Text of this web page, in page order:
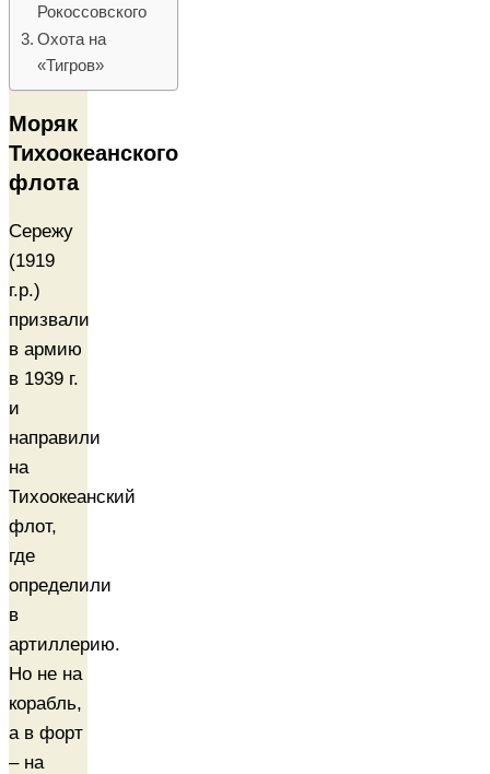
Рокоссовского
Охота на
«Тигров»
Моряк
Тихоокеанского
флота
Сережу
(1919
г.р.)
призвали
в армию
в 1939 г.
и
направили
на
Тихоокеанский
флот,
где
определили
в
артиллерию.
Но не на
корабль,
а в форт
– на